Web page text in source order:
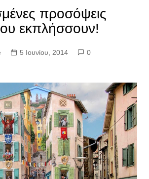
προσόψεις
εκπλήσσουν!
5 Ιουνίου, 2014
0